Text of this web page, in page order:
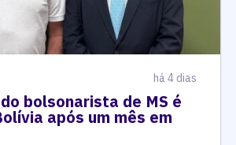
há 4 dias
bolsonarista de MS é
após um mês em